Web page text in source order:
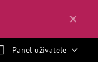
✕
Panel uživatele